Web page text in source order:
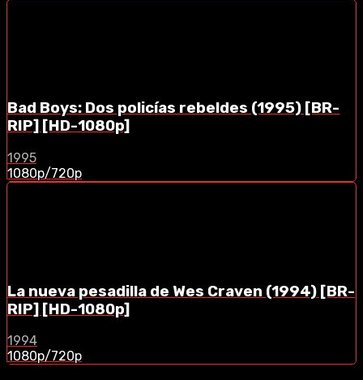
Bad Boys: Dos policías rebeldes (1995) [BR-
RIP] [HD-1080p]
1995
1080p/720p
La nueva pesadilla de Wes Craven (1994) [BR-
RIP] [HD-1080p]
1994
1080p/720p